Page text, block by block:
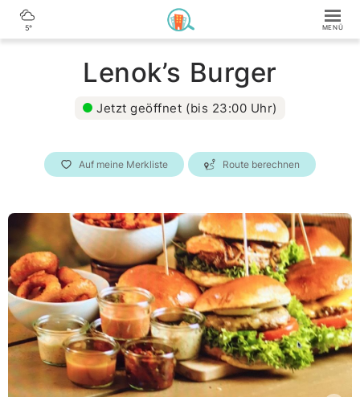
5°
Lenok’s Burger
Jetzt geöffnet (bis 23:00 Uhr)
Auf meine Merkliste Route berechnen